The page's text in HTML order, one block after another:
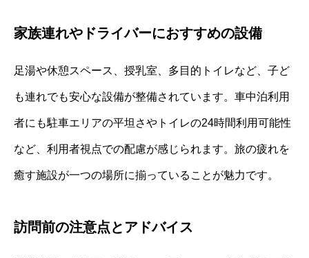
家族連れやドライバーにおすすめの設備
足湯や休憩スペース、授乳室、多目的トイレなど、子ど
も連れでも安心な設備が整備されています。車中泊利用
者にも駐車エリアの平坦さやトイレの24時間利用可能性
など、利用者視点での配慮が感じられます。旅の疲れを
癒す施設が一つの場所に揃っていることが魅力です。
訪問前の注意点とアドバイス